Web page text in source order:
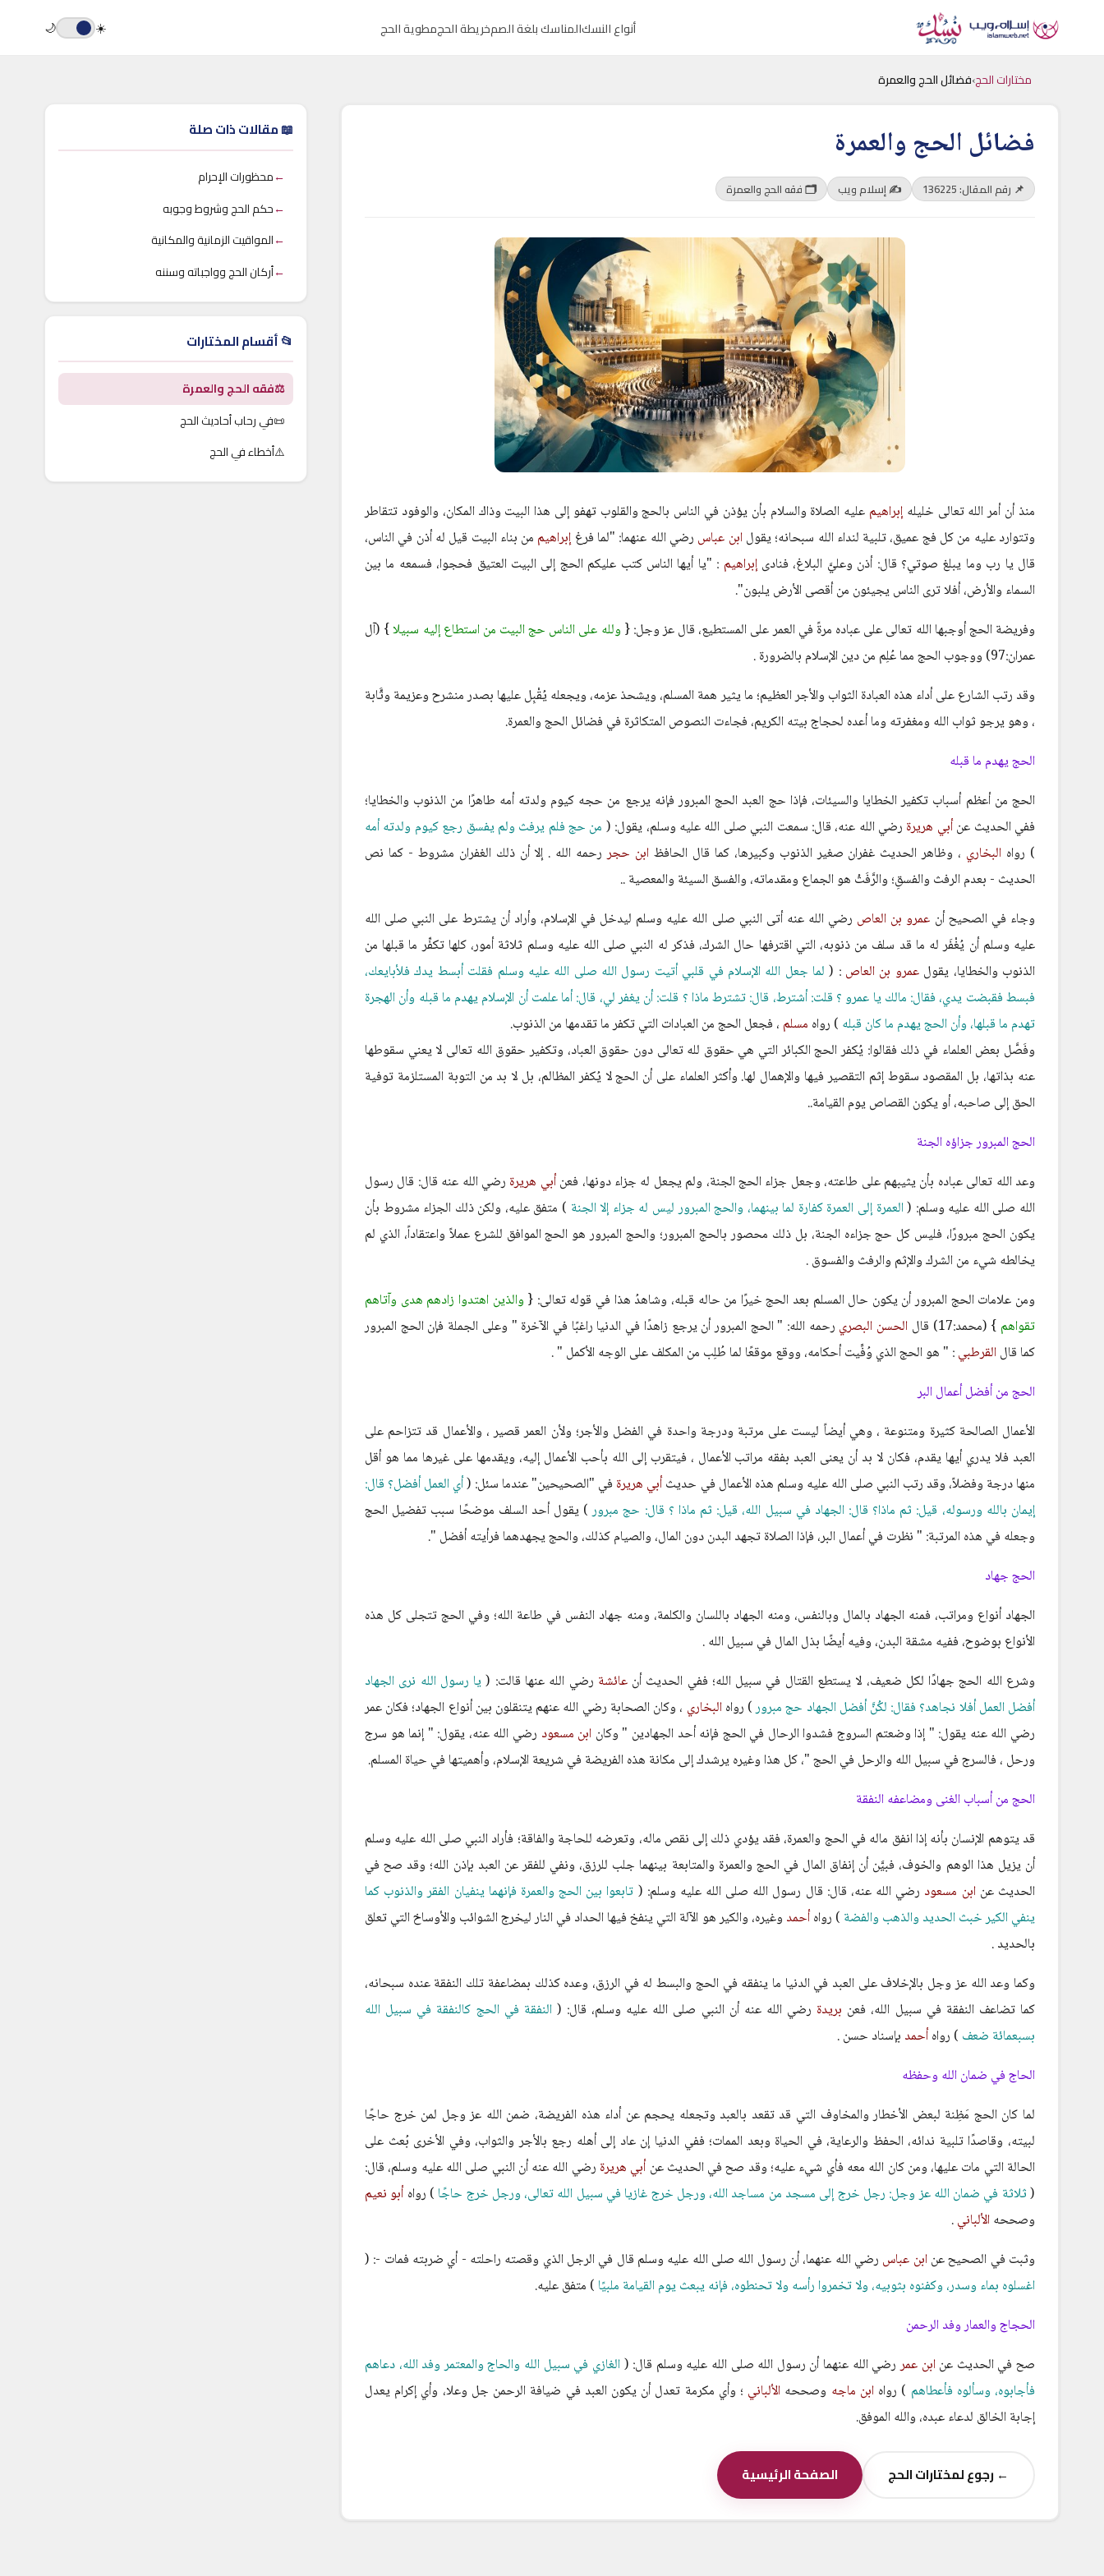
أنواع النسكالمناسك بلغة الصمخريطة الحجمطوية الحج ☀️
🌙
مختارات الحج›فضائل الحج والعمرة
فضائل الحج والعمرة
📌 رقم المقال: 136225 ✍️ إسلام ويب 🗂 فقه الحج والعمرة
منذ أن أمر الله تعالى خليلهإبراهيم عليه الصلاة والسلام بأن يؤذن في الناس بالحج والقلوب تهفو إلى هذا البيت وذاك المكان، والوفود تتقاطر
وتتوارد عليه من كل فج عميق، تلبية لنداء الله سبحانه؛ يقولابن عباس رضي الله عنهما: "لما فرغإبراهيم من بناء البيت قيل له أذن في الناس،
قال يا رب وما يبلغ صوتي؟ قال: أذن وعليَّ البلاغ، فنادىإبراهيم : "يا أيها الناس كتب عليكم الحج إلى البيت العتيق فحجوا، فسمعه ما بين
السماء والأرض، أفلا ترى الناس يجيئون من أقصى الأرض يلبون".
وفريضة الحج أوجبها الله تعالى على عباده مرةً في العمر على المستطيع، قال عز وجل: { ولله على الناس حج البيت من استطاع إليه سبيلا} (آل
عمران:97) ووجوب الحج مما عُلِم من دين الإسلام بالضرورة .
وقد رتب الشارع على أداء هذه العبادة الثواب والأجر العظيم؛ ما يثير همة المسلم، ويشحذ عزمه، ويجعله يُقْبِل عليها بصدر منشرح وعزيمة وثَّابة
، وهو يرجو ثواب الله ومغفرته وما أعده لحجاج بيته الكريم، فجاءت النصوص المتكاثرة في فضائل الحج والعمرة.
الحج يهدم ما قبله
الحج من أعظم أسباب تكفير الخطايا والسيئات، فإذا حج العبد الحج المبرور فإنه يرجع من حجه كيوم ولدته أمه طاهرًا من الذنوب والخطايا؛
ففي الحديث عنأبي هريرة رضي الله عنه، قال: سمعت النبي صلى الله عليه وسلم، يقول: ( من حج فلم يرفث ولم يفسق رجع كيوم ولدته أمه
) رواه البخاري ، وظاهر الحديث غفران صغير الذنوب وكبيرها، كما قال الحافظ ابن حجر رحمه الله . إلا أن ذلك الغفران مشروط - كما نص
الحديث - بعدم الرفث والفسقِ؛ والرَّفَثُ هو الجماع ومقدماته، والفسق السيئة والمعصية ..
وجاء في الصحيح أن عمرو بن العاص رضي الله عنه أتى النبي صلى الله عليه وسلم ليدخل في الإسلام، وأراد أن يشترط على النبي صلى الله
عليه وسلم أن يُغْفَر له ما قد سلف من ذنوبه، التي اقترفها حال الشرك، فذكر له النبي صلى الله عليه وسلم ثلاثة أمور، كلها تكفِّر ما قبلها من
الذنوب والخطايا، يقولعمرو بن العاص: (لما جعل الله الإسلام في قلبي أتيت رسول الله صلى الله عليه وسلم فقلت أبسط يدك فلأبايعك،
فبسط فقبضت يدي، فقال: مالك يا عمرو ؟ قلت: أشترط، قال: تشترط ماذا ؟ قلت: أن يغفر لي، قال: أما علمت أن الإسلام يهدم ما قبله وأن الهجرة
تهدم ما قبلها، وأن الحج يهدم ما كان قبله ) رواه مسلم ، فجعل الحج من العبادات التي تكفر ما تقدمها من الذنوب.
وفَصَّل بعض العلماء في ذلك فقالوا: يُكفر الحج الكبائر التي هي حقوق لله تعالى دون حقوق العباد، وتكفير حقوق الله تعالى لا يعني سقوطها
عنه بذاتها، بل المقصود سقوط إثم التقصير فيها والإهمال لها. وأكثر العلماء على أن الحج لا يُكفر المظالم، بل لا بد من التوبة المستلزمة توفية
الحق إلى صاحبه، أو يكون القصاص يوم القيامة..
الحج المبرور جزاؤه الجنة
وعد الله تعالى عباده بأن يثيبهم على طاعته، وجعل جزاء الحج الجنة، ولم يجعل له جزاء دونها، فعنأبي هريرة رضي الله عنه قال: قال رسول
الله صلى الله عليه وسلم: (العمرة إلى العمرة كفارة لما بينهما، والحج المبرور ليس له جزاء إلا الجنة ) متفق عليه، ولكن ذلك الجزاء مشروط بأن
يكون الحج مبرورًا، فليس كل حج جزاءه الجنة، بل ذلك محصور بالحج المبرور؛ والحج المبرور هو الحج الموافق للشرع عملاً واعتقاداً، الذي لم
يخالطه شيء من الشرك والإثم والرفث والفسوق .
ومن علامات الحج المبرور أن يكون حال المسلم بعد الحج خيرًا من حاله قبله، وشاهدُ هذا في قوله تعالى: { والذين اهتدوا زادهم هدى وآتاهم
تقواهم } (محمد:17) قال الحسن البصري رحمه الله: " الحج المبرور أن يرجع زاهدًا في الدنيا راغبًا في الآخرة " وعلى الجملة فإن الحج المبرور
كما قالالقرطبي: " هو الحج الذي وُفِّيت أحكامه، ووقع موقعًا لما طُلِب من المكلف على الوجه الأكمل " .
الحج من أفضل أعمال البر
الأعمال الصالحة كثيرة ومتنوعة ، وهي أيضاً ليست على مرتبة ودرجة واحدة في الفضل والأجر؛ ولأن العمر قصير ، والأعمال قد تتزاحم على
العبد فلا يدري أيها يقدم، فكان لا بد أن يعنى العبد بفقه مراتب الأعمال ، فيتقرب إلى الله بأحب الأعمال إليه، ويقدمها على غيرها مما هو أقل
منها درجة وفضلاً، وقد رتب النبي صلى الله عليه وسلم هذه الأعمال في حديثأبي هريرة في "الصحيحين" عندما سئل: (أي العمل أفضل؟ قال:
إيمان بالله ورسوله، قيل: ثم ماذا؟ قال: الجهاد في سبيل الله، قيل: ثم ماذا ؟ قال: حج مبرور) يقول أحد السلف موضحًا سبب تفضيل الحج
وجعله في هذه المرتبة: " نظرت في أعمال البر، فإذا الصلاة تجهد البدن دون المال، والصيام كذلك، والحج يجهدهما فرأيته أفضل ".
الحج جهاد
الجهاد أنواع ومراتب، فمنه الجهاد بالمال وبالنفس، ومنه الجهاد باللسان والكلمة، ومنه جهاد النفس في طاعة الله؛ وفي الحج تتجلى كل هذه
الأنواع بوضوح، ففيه مشقة البدن، وفيه أيضًا بذل المال في سبيل الله .
وشرع الله الحج جهادًا لكل ضعيف، لا يستطع القتال في سبيل الله؛ ففي الحديث أنعائشة رضي الله عنها قالت: (يا رسول الله نرى الجهاد
أفضل العمل أفلا نجاهد؟ فقال: لكُنَّ أفضل الجهاد حج مبرور) رواهالبخاري ، وكان الصحابة رضي الله عنهم يتنقلون بين أنواع الجهاد؛ فكان عمر
رضي الله عنه يقول: " إذا وضعتم السروج فشدوا الرحال في الحج فإنه أحد الجهادين " وكان ابن مسعود رضي الله عنه، يقول: " إنما هو سرج
ورحل ، فالسرج في سبيل الله والرحل في الحج "، كل هذا وغيره يرشدك إلى مكانة هذه الفريضة في شريعة الإسلام، وأهميتها في حياة المسلم.
الحج من أسباب الغنى ومضاعفه النفقة
قد يتوهم الإنسان بأنه إذا انفق ماله في الحج والعمرة، فقد يؤدي ذلك إلى نقص ماله، وتعرضه للحاجة والفاقة؛ فأراد النبي صلى الله عليه وسلم
أن يزيل هذا الوهم والخوف، فبيَّن أن إنفاق المال في الحج والعمرة والمتابعة بينهما جلب للرزق، ونفي للفقر عن العبد بإذن الله؛ وقد صح في
الحديث عنابن مسعود رضي الله عنه، قال: قال رسول الله صلى الله عليه وسلم: ( تابعوا بين الحج والعمرة فإنهما ينفيان الفقر والذنوب كما
ينفي الكير خبث الحديد والذهب والفضة ) رواهأحمد وغيره، والكير هو الآلة التي ينفخ فيها الحداد في النار ليخرج الشوائب والأوساخ التي تعلق
بالحديد .
وكما وعد الله عز وجل بالإخلاف على العبد في الدنيا ما ينفقه في الحج والبسط له في الرزق، وعده كذلك بمضاعفة تلك النفقة عنده سبحانه،
كما تضاعف النفقة في سبيل الله، فعن بريدة رضي الله عنه أن النبي صلى الله عليه وسلم، قال: ( النفقة في الحج كالنفقة في سبيل الله
بسبعمائة ضعف ) رواهأحمد بإسناد حسن .
الحاج في ضمان الله وحفظه
لما كان الحج مَظِنة لبعض الأخطار والمخاوف التي قد تقعد بالعبد وتجعله يحجم عن أداء هذه الفريضة، ضمن الله عز وجل لمن خرج حاجًا
لبيته، وقاصدًا تلبية ندائه، الحفظ والرعاية، في الحياة وبعد الممات؛ ففي الدنيا إن عاد إلى أهله رجع بالأجر والثواب، وفي الأخرى بُعث على
الحالة التي مات عليها، ومن كان الله معه فأي شيء عليه؛ وقد صح في الحديث عنأبي هريرة رضي الله عنه أن النبي صلى الله عليه وسلم، قال:
(ثلاثة في ضمان الله عز وجل: رجل خرج إلى مسجد من مساجد الله، ورجل خرج غازيا في سبيل الله تعالى، ورجل خرج حاجًا ) رواهأبو نعيم
وصححهالألباني.
وثبت في الصحيح عنابن عباس رضي الله عنهما، أن رسول الله صلى الله عليه وسلم قال في الرجل الذي وقصته راحلته - أي ضربته فمات -: (
اغسلوه بماء وسدر، وكفنوه بثوبيه، ولا تخمروا رأسه ولا تحنطوه، فإنه يبعث يوم القيامة ملبيًا ) متفق عليه.
الحجاج والعمار وفد الرحمن
صح في الحديث عنابن عمررضي الله عنهما أن رسول الله صلى الله عليه وسلم قال: (الغازي في سبيل الله والحاج والمعتمر وفد الله، دعاهم
فأجابوه، وسألوه فأعطاهم ) رواهابن ماجه وصححه الألباني ؛ وأي مكرمة تعدل أن يكون العبد في ضيافة الرحمن جل وعلا، وأي إكرام يعدل
إجابة الخالق لدعاء عبده، والله الموفق.
← رجوع لمختارات الحج الصفحة الرئيسية
📖 مقالات ذات صلة
←محظورات الإحرام
←حكم الحج وشروط وجوبه
←المواقيت الزمانية والمكانية
←أركان الحج وواجباته وسننه
📂 أقسام المختارات
⚖️فقه الحج والعمرة
📜في رحاب أحاديث الحج
⚠️أخطاء في الحج